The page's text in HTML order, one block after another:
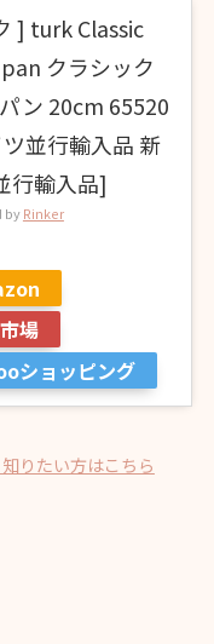
] turk Classic
クラシック
ン 20cm 65520
並行輸入品 新
行輸入品]
by Rinker
場
ショッピング
りたい方はこちら